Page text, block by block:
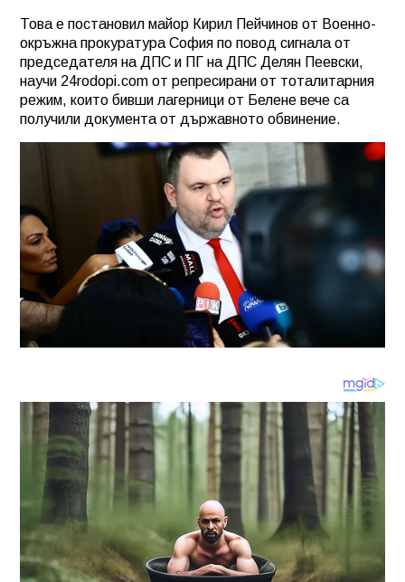
Това е постановил майор Кирил Пейчинов от Военно-
окръжна прокуратура София по повод сигнала от
председателя на ДПС и ПГ на ДПС Делян Пеевски,
научи 24rodopi.com от репресирани от тоталитарния
режим, които бивши лагерници от Белене вече са
получили документа от държавното обвинение.